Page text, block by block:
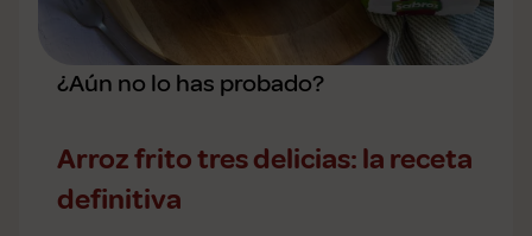
¿Aún no lo has probado?
Arroz frito tres delicias: la receta
definitiva